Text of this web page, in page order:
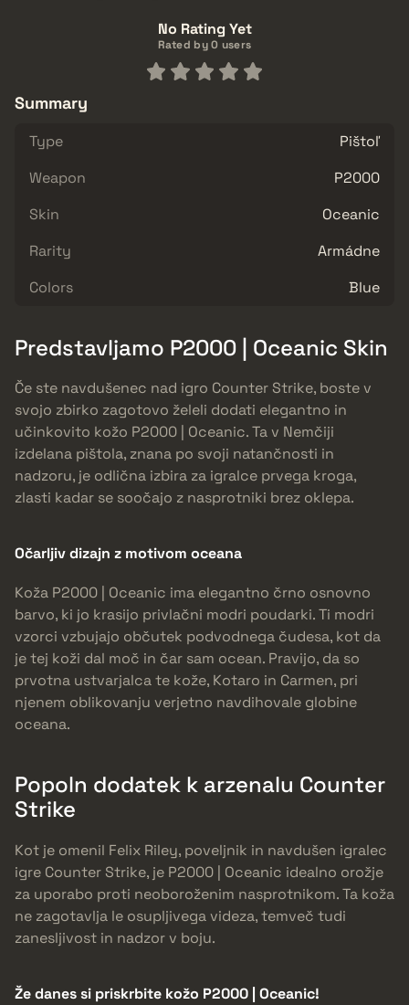
No Rating Yet
Rated by 0 users
Summary
Type
Pištoľ
Weapon
P2000
Skin
Oceanic
Rarity
Armádne
Colors
Blue
Predstavljamo P2000 | Oceanic Skin
Če ste navdušenec nad igro Counter Strike, boste v
svojo zbirko zagotovo želeli dodati elegantno in
učinkovito kožo P2000 | Oceanic. Ta v Nemčiji
izdelana pištola, znana po svoji natančnosti in
nadzoru, je odlična izbira za igralce prvega kroga,
zlasti kadar se soočajo z nasprotniki brez oklepa.
Očarljiv dizajn z motivom oceana
Koža P2000 | Oceanic ima elegantno črno osnovno
barvo, ki jo krasijo privlačni modri poudarki. Ti modri
vzorci vzbujajo občutek podvodnega čudesa, kot da
je tej koži dal moč in čar sam ocean. Pravijo, da so
prvotna ustvarjalca te kože, Kotaro in Carmen, pri
njenem oblikovanju verjetno navdihovale globine
oceana.
Popoln dodatek k arzenalu Counter
Strike
Kot je omenil Felix Riley, poveljnik in navdušen igralec
igre Counter Strike, je P2000 | Oceanic idealno orožje
za uporabo proti neoboroženim nasprotnikom. Ta koža
ne zagotavlja le osupljivega videza, temveč tudi
zanesljivost in nadzor v boju.
Že danes si priskrbite kožo P2000 | Oceanic!